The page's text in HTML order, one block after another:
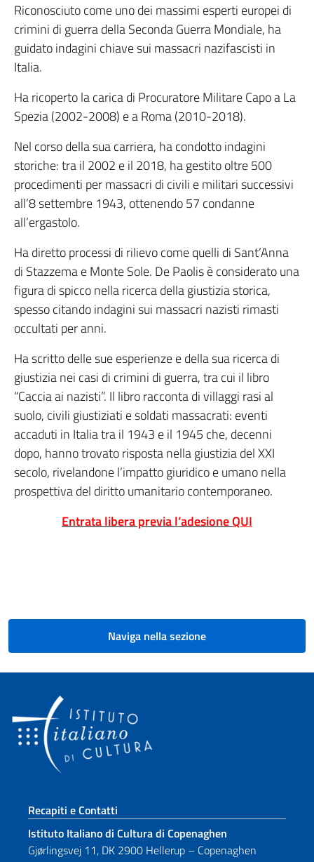
Riconosciuto come uno dei massimi esperti europei di
crimini di guerra della Seconda Guerra Mondiale, ha
guidato indagini chiave sui massacri nazifascisti in
Italia.
Ha ricoperto la carica di Procuratore Militare Capo a La
Spezia (2002-2008) e a Roma (2010-2018).
Nel corso della sua carriera, ha condotto indagini
storiche: tra il 2002 e il 2018, ha gestito oltre 500
procedimenti per massacri di civili e militari successivi
all’8 settembre 1943, ottenendo 57 condanne
all’ergastolo.
Ha diretto processi di rilievo come quelli di Sant’Anna
di Stazzema e Monte Sole. De Paolis è considerato una
figura di spicco nella ricerca della giustizia storica,
spesso citando indagini sui massacri nazisti rimasti
occultati per anni.
Ha scritto delle sue esperienze e della sua ricerca di
giustizia nei casi di crimini di guerra, tra cui il libro
“Caccia ai nazisti”. Il libro racconta di villaggi rasi al
suolo, civili giustiziati e soldati massacrati: eventi
accaduti in Italia tra il 1943 e il 1945 che, decenni
dopo, hanno trovato risposta nella giustizia del XXI
secolo, rivelandone l’impatto giuridico e umano nella
prospettiva del diritto umanitario contemporaneo.
Entrata libera previa l’adesioneQUI
Naviga nella sezione
Sezione footer
Recapiti e Contatti
Istituto Italiano di Cultura di Copenaghen
Gjørlingsvej 11, DK 2900 Hellerup – Copenaghen